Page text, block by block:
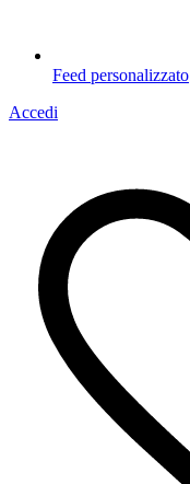
Feed personalizzato
Accedi